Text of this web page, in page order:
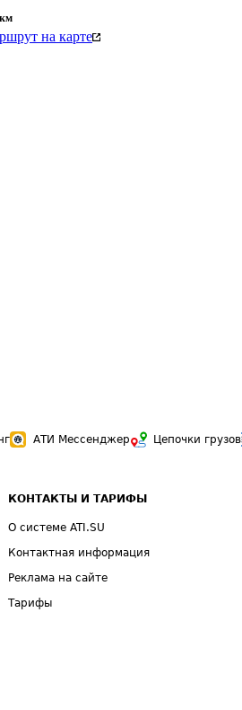
км
на карте
АТИ Мессенджер Цепочки грузов
КОНТАКТЫ И ТАРИФЫ
О системе ATI.SU
Контактная информация
Реклама на сайте
Тарифы